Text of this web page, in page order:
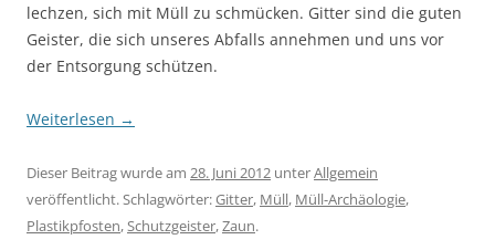
lechzen, sich mit Müll zu schmücken. Gitter sind die guten
Geister, die sich unseres Abfalls annehmen und uns vor
der Entsorgung schützen.
Weiterlesen →
Dieser Beitrag wurde am 28. Juni 2012 unterAllgemein
veröffentlicht. Schlagwörter:Gitter, Müll, Müll-Archäologie,
Plastikpfosten,Schutzgeister,Zaun.